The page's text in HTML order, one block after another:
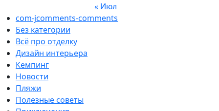
« Июл
com-jcomments-comments
Без категории
Всё про отделку
Дизайн интерьера
Кемпинг
Новости
Пляжи
Полезные советы